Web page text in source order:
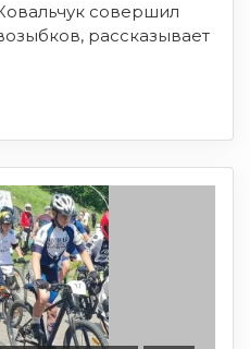
совершил
рассказывает